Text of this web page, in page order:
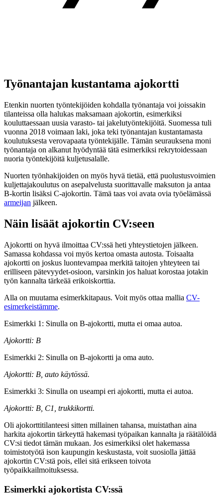
Työnantajan kustantama ajokortti
Etenkin nuorten työntekijöiden kohdalla työnantaja voi joissakin
tilanteissa olla halukas maksamaan ajokortin, esimerkiksi
kouluttaessaan uusia varasto- tai jakelutyöntekijöitä. Suomessa tuli
vuonna 2018 voimaan laki, joka teki työnantajan kustantamasta
koulutuksesta verovapaata työntekijälle. Tämän seurauksena moni
työnantaja on alkanut hyödyntää tätä esimerkiksi rekrytoidessaan
nuoria työntekijöitä kuljetusalalle.
Nuorten työnhakijoiden on myös hyvä tietää, että puolustusvoimien
kuljettajakoulutus on asepalvelusta suorittavalle maksuton ja antaa
B-kortin lisäksi C-ajokortin. Tämä taas voi avata ovia työelämässä
armeijan jälkeen.
Näin lisäät ajokortin CV:seen
Ajokortti on hyvä ilmoittaa CV:ssä heti yhteystietojen jälkeen.
Samassa kohdassa voi myös kertoa omasta autosta. Toisaalta
ajokortti on joskus luontevampaa merkitä taitojen yhteyteen tai
erilliseen pätevyydet-osioon, varsinkin jos haluat korostaa jotakin
työn kannalta tärkeää erikoiskorttia.
Alla on muutama esimerkkitapaus. Voit myös ottaa mallia CV-
esimerkeistämme.
Esimerkki 1: Sinulla on B-ajokortti, mutta ei omaa autoa.
Ajokortti: B
Esimerkki 2: Sinulla on B-ajokortti ja oma auto.
Ajokortti: B, auto käytössä.
Esimerkki 3: Sinulla on useampi eri ajokortti, mutta ei autoa.
Ajokortti: B, C1, trukkikortti.
Oli ajokorttitilanteesi sitten millainen tahansa, muistathan aina
harkita ajokortin tärkeyttä hakemasi työpaikan kannalta ja räätälöidä
CV:si tiedot tämän mukaan. Jos esimerkiksi olet hakemassa
toimistotyötä ison kaupungin keskustasta, voit suosiolla jättää
ajokortin CV:stä pois, ellei sitä erikseen toivota
työpaikkailmoituksessa.
Esimerkki ajokortista CV:ssä